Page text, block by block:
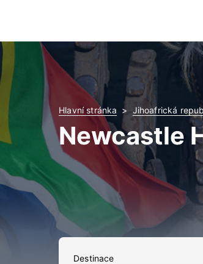
Hlavní stránka Jihoafrická
Newcastle
Destinace